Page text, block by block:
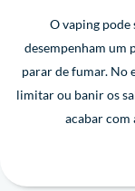
O vaping pode
desempenham um
parar de fumar. No
limitar ou banir os
acabar com